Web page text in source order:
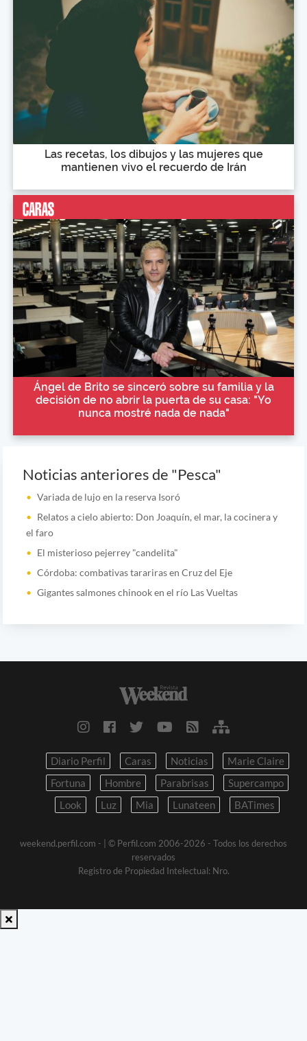
Las recetas, los dibujos y las mujeres que
mantienen vivo el recuerdo de Irán
Ángel de Brito se sinceró sobre su familia y la
decisión de no abrir la puerta de su casa: "Yo
nunca mostré nada de nada"
Noticias anteriores de "Pesca"
Variada de lujo en la reserva Isoró
Relatos a cielo abierto: Don Joaquín, el mar, la cocinera y
el faro
El misterioso pejerrey "candelita"
Córdoba: combativas tarariras en Cruz del Eje
Gigantes salmones chinook en el río Las Vueltas
Diario Perfil Caras Noticias
Marie Claire
Fortuna
Hombre Parabrisas
Supercampo
Look
Luz Mia Lunateen BATimes
weekend.perfil.com - | © Perfil.com 2006-2026 - Todos los derechos
reservados
Registro de Propiedad Intelectual: Nro.